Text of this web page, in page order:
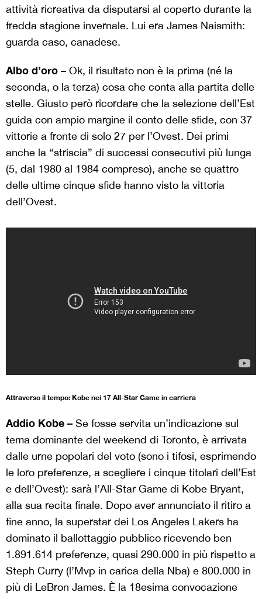
attività ricreativa da disputarsi al coperto durante la
fredda stagione invernale. Lui era James Naismith:
guarda caso, canadese.
Albo d’oro – Ok, il risultato non è la prima (né la
seconda, o la terza) cosa che conta alla partita delle
stelle. Giusto però ricordare che la selezione dell’Est
guida con ampio margine il conto delle sfide, con 37
vittorie a fronte di solo 27 per l’Ovest. Dei primi
anche la “striscia” di successi consecutivi più lunga
(5, dal 1980 al 1984 compreso), anche se quattro
delle ultime cinque sfide hanno visto la vittoria
dell’Ovest.
Attraverso il tempo: Kobe nei 17 All-Star Game in carriera
Addio Kobe – Se fosse servita un’indicazione sul
tema dominante del weekend di Toronto, è arrivata
dalle urne popolari del voto (sono i tifosi, esprimendo
le loro preferenze, a scegliere i cinque titolari dell’Est
e dell’Ovest): sarà l’All-Star Game di Kobe Bryant,
alla sua recita finale. Dopo aver annunciato il ritiro a
fine anno, la superstar dei Los Angeles Lakers ha
dominato il ballottaggio pubblico ricevendo ben
1.891.614 preferenze, quasi 290.000 in più rispetto a
Steph Curry (l’Mvp in carica della Nba) e 800.000 in
più di LeBron James. È la 18esima convocazione